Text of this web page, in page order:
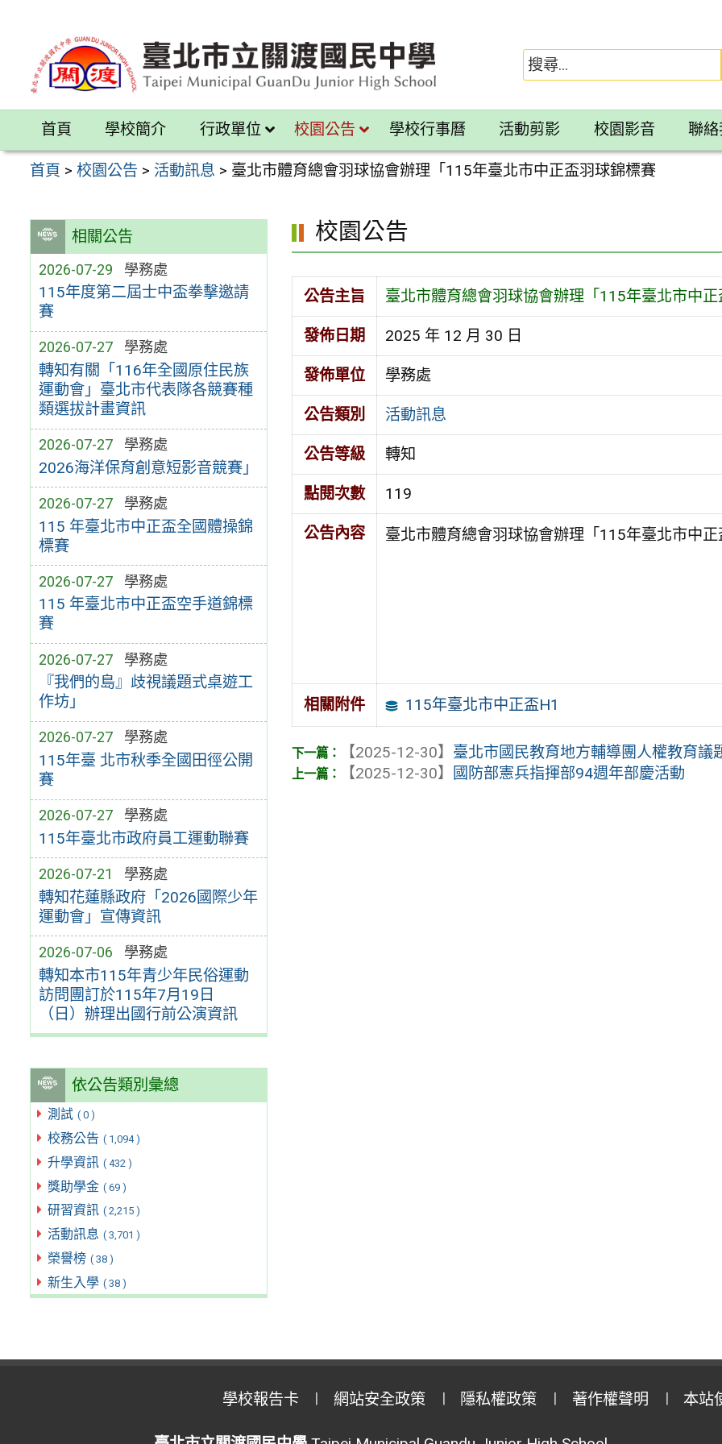
內
區
首頁 學校簡介 行政單位 校園公告 學校行事曆 活動剪影 校園影音 聯絡
首頁 >校園公告 > 活動訊息 > 臺北市體育總會羽球協會辦理「115年臺北市中正盃羽球錦標賽
相關公告
2026-07-29 學務處
115年度第二屆士中盃拳擊邀請
賽
2026-07-27 學務處
轉知有關「116年全國原住民族
運動會」臺北市代表隊各競賽種
類選拔計畫資訊
2026-07-27 學務處
2026海洋保育創意短影音競賽」
2026-07-27 學務處
115 年臺北市中正盃全國體操錦
標賽
2026-07-27 學務處
115 年臺北市中正盃空手道錦標
賽
2026-07-27 學務處
『我們的島』歧視議題式桌遊工
作坊」
2026-07-27 學務處
115年臺 北市秋季全國田徑公開
賽
2026-07-27 學務處
115年臺北市政府員工運動聯賽
2026-07-21 學務處
轉知花蓮縣政府「2026國際少年
運動會」宣傳資訊
2026-07-06 學務處
轉知本市115年青少年民俗運動
訪問團訂於115年7月19日
（日）辦理出國行前公演資訊
依公告類別彙總
測試 ( 0 )
校務公告 ( 1,094 )
升學資訊 ( 432 )
獎助學金 ( 69 )
研習資訊 ( 2,215 )
活動訊息 ( 3,701 )
榮譽榜 ( 38 )
新生入學 ( 38 )
校園公告
公告主旨 臺北市體育總會羽球協會辦理「115年臺北市中
發佈日期 2025 年 12 月 30 日
發佈單位 學務處
公告類別 活動訊息
公告等級 轉知
點閱次數 119
公告內容 臺北市體育總會羽球協會辦理「115年臺北市中
相關附件 115年臺北市中正盃H1
【2025-12-30】 臺北市國民教育地方輔導團人權教育議
【2025-12-30】
國防部憲兵指揮部94週年部慶活動
學校報告卡 網站安全政策 隱私權政策 著作權聲明 本站